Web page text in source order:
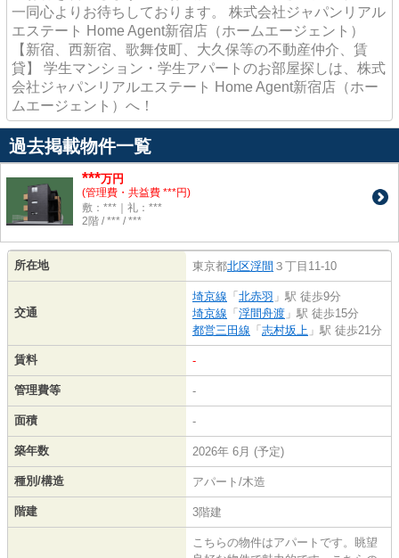
一同心よりお待ちしております。 株式会社ジャパンリアル
エステート Home Agent新宿店（ホームエージェント）
【新宿、西新宿、歌舞伎町、大久保等の不動産仲介、賃
貸】 学生マンション・学生アパートのお部屋探しは、株式
会社ジャパンリアルエステート Home Agent新宿店（ホー
ムエージェント）へ！
過去掲載物件一覧
***万円
(管理費・共益費 ***円)
敷：***｜礼：***
2階 / *** / ***
所在地 東京都北区浮間 ３丁目11-10
交通
埼京線 「 北赤羽 」駅 徒歩9分
埼京線 「 浮間舟渡 」駅 徒歩15分
都営三田線 「 志村坂上 」駅 徒歩21分
賃料 -
管理費等 -
面積 -
築年数 2026年 6月 (予定)
種別/構造 アパート/木造
階建 3階建
こちらの物件はアパートです。眺望